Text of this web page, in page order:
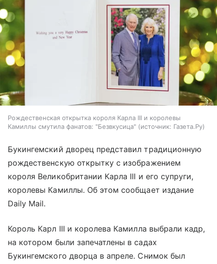
Рождественская открытка короля Карла III и королевы
Камиллы смутила фанатов: "Безвкусица"
источник: Газета.Ру
Букингемский дворец представил традиционную
рождественскую открытку с изображением
короля Великобритании Карла III и его супруги,
королевы Камиллы. Об этом сообщает издание
Daily Mail.
Король Карл III и королева Камилла выбрали кадр,
на котором были запечатлены в садах
Букингемского дворца в апреле. Снимок был